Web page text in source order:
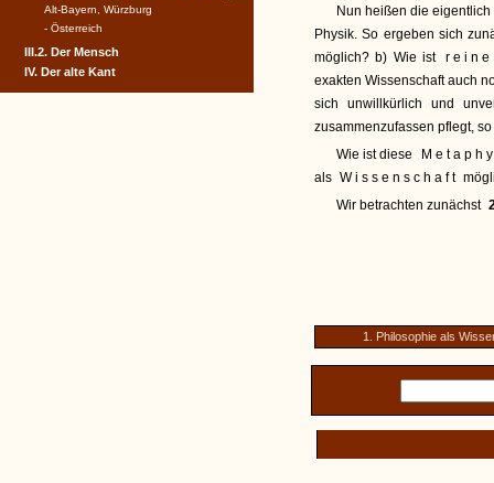
Nun heißen die
Physik. So ergeben sich
möglich? b) Wie istreine
exakten Wissenschaft auch
sich unwillkürlich und
zusammenzufassen pflegt,
Wie ist diese
als Wissenschaft
Wir betrachten zunächst
1. Philosophie als
Alt-Bayern, Würzburg
- Österreich
III.2. Der Mensch
IV. Der alte Kant